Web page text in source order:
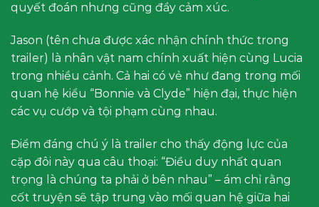
quyết đoán nhưng cũng đầy cảm xúc.
Jason (tên chưa được xác nhận chính thức trong
trailer) là nhân vật nam chính xuất hiện cùng Lucia
trong nhiều cảnh. Cả hai có vẻ như đang trong mối
quan hệ kiểu “Bonnie và Clyde” hiện đại, thực hiện
các vụ cướp và tội phạm cùng nhau.
Điểm đáng chú ý là trailer cho thấy động lực của
cặp đôi này qua câu thoại: “Điều duy nhất quan
trọng là chúng ta phải ở bên nhau” – ám chỉ rằng
cốt truyện sẽ tập trung vào mối quan hệ giữa hai